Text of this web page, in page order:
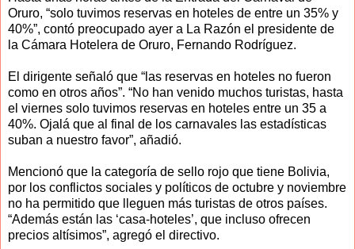
Oruro, “solo tuvimos reservas en hoteles de entre un 35% y
40%”, contó preocupado ayer a La Razón el presidente de
la Cámara Hotelera de Oruro, Fernando Rodríguez.
El dirigente señaló que “las reservas en hoteles no fueron
como en otros años”. “No han venido muchos turistas, hasta
el viernes solo tuvimos reservas en hoteles entre un 35 a
40%. Ojalá que al final de los carnavales las estadísticas
suban a nuestro favor”, añadió.
Mencionó que la categoría de sello rojo que tiene Bolivia,
por los conflictos sociales y políticos de octubre y noviembre
no ha permitido que lleguen más turistas de otros países.
“Además están las ‘casa-hoteles’, que incluso ofrecen
precios altísimos”, agregó el directivo.